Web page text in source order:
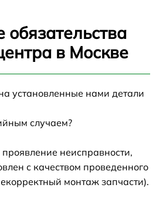
обязательства
в Москве
установленные нами детали
случаем?
неисправности,
с качеством проведенного
монтаж запчасти).